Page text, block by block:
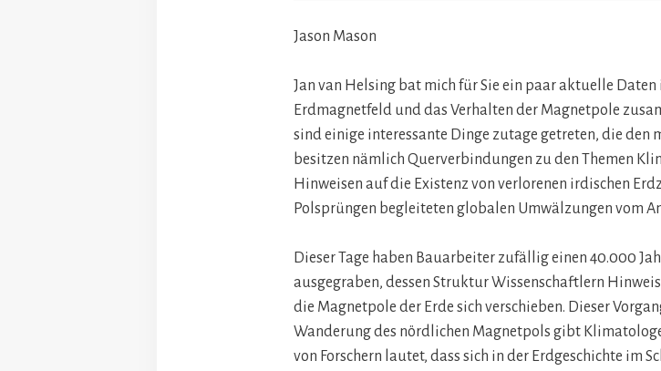
Jason Mason
Jan van Helsing bat mich für Sie ein paar aktuelle
Erdmagnetfeld und das Verhalten der Magnetpole
sind einige interessante Dinge zutage getreten, die den
besitzen nämlich Querverbindungen zu den Themen
Hinweisen auf die Existenz von verlorenen irdischen
Polsprüngen begleiteten globalen Umwälzungen vom
Dieser Tage haben Bauarbeiter zufällig einen 40.000
ausgegraben, dessen Struktur Wissenschaftlern
die Magnetpole der Erde sich verschieben. Dieser
Wanderung des nördlichen Magnetpols gibt
von Forschern lautet, dass sich in der Erdgeschichte im